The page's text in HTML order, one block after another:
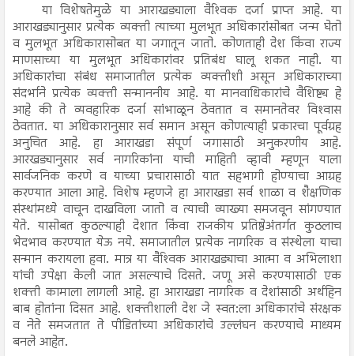
या विशेषतेमुळे या आराखड्याला वैश्‍विक दर्जा प्राप्त आहे. या
आराखड्यानुसार प्रत्येक व्यक्ती त्याच्या मुलभूत अधिकारांसोबत जन्म घेतो
व मुलभूत अधिकारासोबत या जगातून जातो. कोणताही देश किंवा राज्य
माणसाच्या या मुलभूत अधिकारांवर प्रतिबंध घालू शकत नाही. या
अधिकारांचा संबंध समाजातील प्रत्येक व्यक्तीशी असून अधिकाराच्या
संदर्भाने प्रत्येक व्यक्ती सन्माननीय आहे. या मानवाधिकारांचे वैशिष्ट्य हे
आहे की ते व्यवहारिक दर्जा सांभाळून ठेवतात व समानतेवर विश्‍वास
ठेवतात. या अधिकारानुसार सर्व समान असून कोणत्याही प्रकारचा पूर्वग्रह
अनुचित आहे. हा आराखडा संपूर्ण जगासाठी अनुकरणीय आहे.
आरखड्यानुसार सर्व नागरिकांना याची माहिती व्हावी म्हणून याला
सार्वजनिक करणे व याच्या प्रचारासाठी यात सहभागी होण्याचा आग्रह
करण्यात आला आहे. विशेष म्हणजे हा आराखडा सर्व शाळा व शैक्षणिक
संस्थांमध्ये वाचून दाखविला जातो व त्याची व्याख्या समजवून सांगण्यात
येते. यासोबत कुठल्याही देशात किंवा राजकीय प्रतिष्ठेअंतर्गत कुठलाच
भेदभाव करण्यात येऊ नये. समाजातील प्रत्येक नागरिक व संस्थेला याचा
सन्मान करायला हवा. मात्र या वैश्‍विक आराखड्याचा आत्मा व अभिलाशा
यांची उपेक्षा केली जात असल्याचे दिसते. जणू असे करण्यासाठी एक
शक्ती कामाला लागली आहे. हा आराखडा नागरिक व देशांसाठी अर्थहिन
बाब होतांना दिसत आहे. शक्तीशाली देश जे स्वत:ला अधिकारांचे संरक्षक
व नेते समजतात ते पीडितांच्या अधिकारांचे उल्लंघन करण्याचे माध्यम
बनले आहेत.